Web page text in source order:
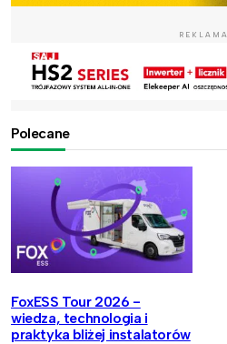
REKLAMA
Polecane
FoxESS Tour 2026 -
wiedza, technologia i
praktyka bliżej instalatorów